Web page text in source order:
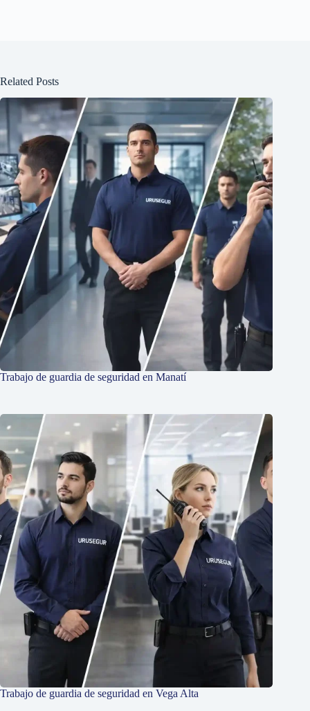
Related Posts
Trabajo de guardia de seguridad en Manatí
Trabajo de guardia de seguridad en Vega Alta